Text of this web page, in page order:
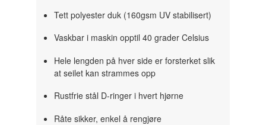
Tett polyester duk (160gsm UV stabilisert)
Vaskbar i maskin opptil 40 grader Celsius
Hele lengden på hver side er forsterket slik
at seilet kan strammes opp
Rustfrie stål D-ringer i hvert hjørne
Råte sikker, enkel å rengjøre